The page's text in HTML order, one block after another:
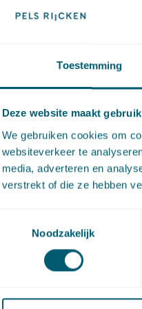
Toestemming
Deze website maakt
We gebruiken cookies om
websiteverkeer te
media, adverteren en
verstrekt of die ze hebben
Noodzakelijk
Bij Pels